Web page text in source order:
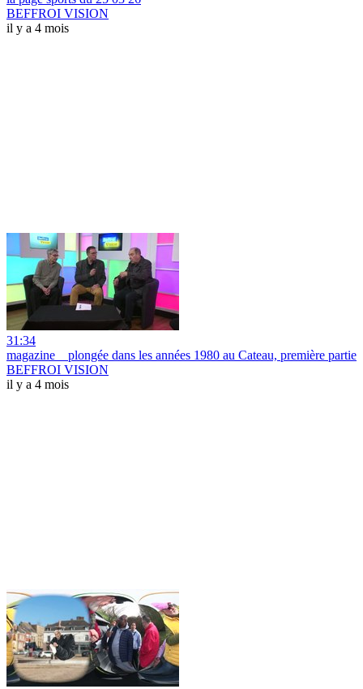
BEFFROI VISION
il y a 4 mois
31:34
magazine _ plongée dans les années 1980 au Cateau, première partie
BEFFROI VISION
il y a 4 mois